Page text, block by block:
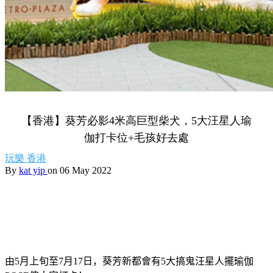
【香港】葵芳必影4米高巨型柴犬，5大汪星人瑜
伽打卡位+毛孩好去處
玩樂 香港
By kat yip on 06 May 2022
由5月上旬至7月 17 日，葵芳新都會有5大搞鬼汪星人擺瑜伽